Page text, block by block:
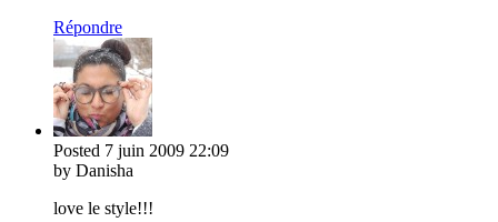
Répondre
Posted 7 juin 2009 22:09
by Danisha
love le style!!!